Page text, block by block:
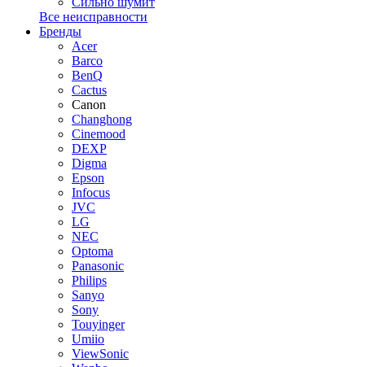
Все неисправности
Бренды
Acer
Barco
BenQ
Cactus
Canon
Changhong
Cinemood
DEXP
Digma
Epson
Infocus
JVC
LG
NEC
Optoma
Panasonic
Philips
Sanyo
Sony
Touyinger
Umiio
ViewSonic